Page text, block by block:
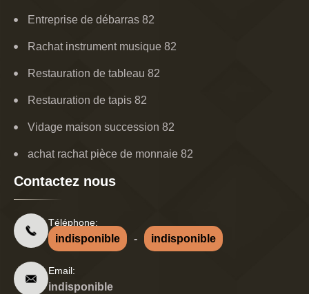
Entreprise de débarras 82
Rachat instrument musique 82
Restauration de tableau 82
Restauration de tapis 82
Vidage maison succession 82
achat rachat pièce de monnaie 82
Contactez nous
Téléphone:
indisponible - indisponible
Email:
indisponible